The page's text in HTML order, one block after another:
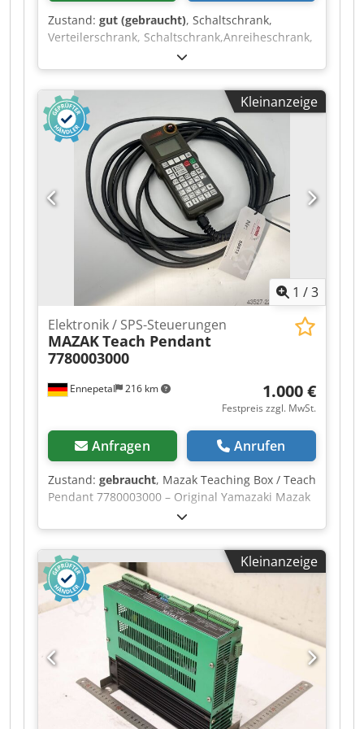
Zustand: gut (gebraucht), Schaltschrank,
Verteilerschrank, Schaltschrank,Anreiheschrank,
Serverschrank, Elektroschrank Credpfszrufvjx
Aanjf -Hersteller: Ecoair, Schaltschrank Prüffeld
auf fahrbarem Untergestell -Typ: 10 Abgänge -
Schaltleistung: Abgang 1-5 max. 11 kVA / Abgang
6-10 max. 7 kVA -Austattung: siehe Fotos -
Abmessungen: 2075/1000/H2150 mm -Gewicht:
Kleinanzeige
1 /3
Ennepetal 216 km
Elektronik / SPS-Steuerungen
MAZAKTeach Pendant
7780003000
1.000 €
Festpreis zzgl. MwSt.
Anfragen Anrufen
Zustand: gebraucht, Mazak Teaching Box / Teach
Pendant 7780003000 – Original Yamazaki Mazak
Zum Verkauf steht eine originale Mazak
Teaching Box / Teach Pendant mit der
Teilenummer 7780003000 (B-02) von Yamazaki
Mazak Corporation. Das Handbediengerät
befindet sich in voll funktionsfähigem Zustand
und arbeitet einwandfrei. Optisch weist es
lediglich die üblichen alters- und
gebrauchsbedingten Gebrauchsspuren auf
(siehe Fotos). Technische Daten Hersteller:
Yamazaki Mazak Corporation Teilenummer:
7780003000 Original Mazak Ersatzteil Made in
Japan Zustand Gebraucht Technisch einwandfrei
und voll funktionsfähig Display, Tasten und Not-
Kleinanzeige